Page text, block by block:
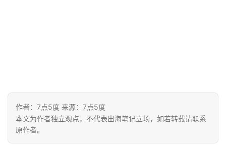
作者：7点5度 来源：7点5度
本文为作者独立观点，不代表出海笔记立场，如若转载请联系
原作者。